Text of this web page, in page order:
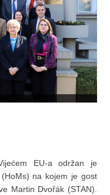
EU-a održan je
na kojem je gost
Martin Dvořák (STAN).